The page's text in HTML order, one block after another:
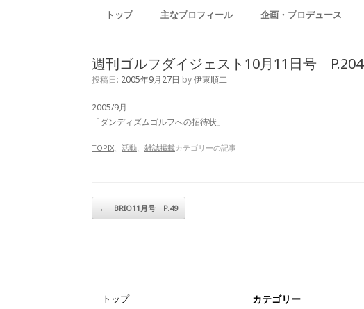
トップ 主なプロフィール 企画・プロデュース
週刊ゴルフダイジェスト10月11日号 P.204
投稿日: 2005年9月27日 by伊東順二
2005/9月
「ダンディズムゴルフへの招待状」
TOPIX 活動 雑誌掲載カテゴリーの記事
投稿ナビゲーション
← BRIO11月号 P.49
トップ
カテゴリー